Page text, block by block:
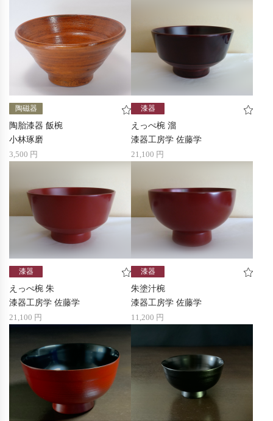
陶磁器
陶胎漆器 飯椀
小林琢磨
3,500 円
漆器
えっぺ椀 溜
漆器工房学 佐藤学
21,100 円
漆器
えっぺ椀 朱
漆器工房学 佐藤学
21,100 円
漆器
朱塗汁椀
漆器工房学 佐藤学
11,200 円